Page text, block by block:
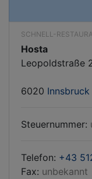
SCHNELL-
Hosta
Leopoldstraße
6020 Innsbruck
Steuernummer:
Telefon: +43
Fax: unbekannt